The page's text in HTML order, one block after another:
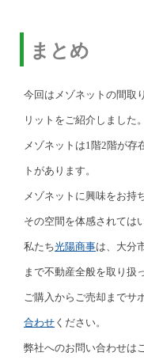
まとめ
今回はメゾネットの間取
リットをご紹介しました。
メゾネットは1階2階が存
トがあります。
メゾネットに興味をお持
その空間を体感されては
私たち光陽商事は、大分
まで不動産全般を取り扱
ご購入からご売却までサ
合わせ ください。
弊社へのお問い合わせは